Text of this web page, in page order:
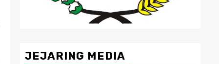
JEJARING MEDIA